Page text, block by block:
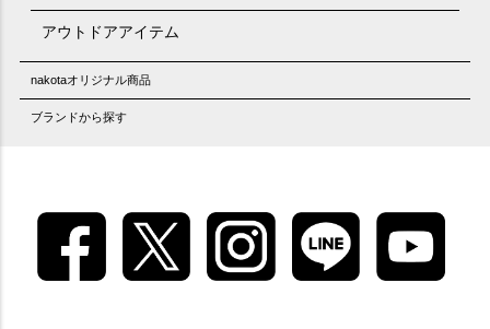
アウトドアアイテム
nakotaオリジナル商品
ブランドから探す